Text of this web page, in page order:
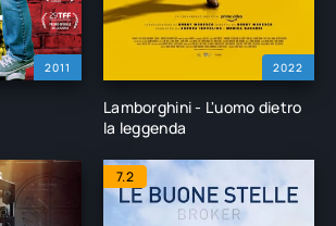
2011 2022
Lamborghini - L'uomo dietro
la leggenda
7.2